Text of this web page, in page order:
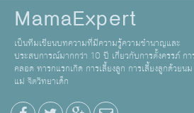
MamaExpert
เป็นทีมเขียนบทความที่มีความรู้ความชำนาญและ
ประสบการณ์มากกว่า 10 ปี เกี่ยวกับการตั้งครรภ์ กา
คลอด ทารกแรกเกิด การเลี้ยงลูก การเลี้ยงลูกด้วยนม
แม่ จิตวิทยาเด็ก